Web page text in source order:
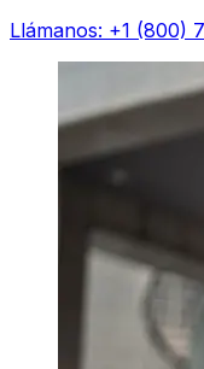
Llámanos: +1 (800)